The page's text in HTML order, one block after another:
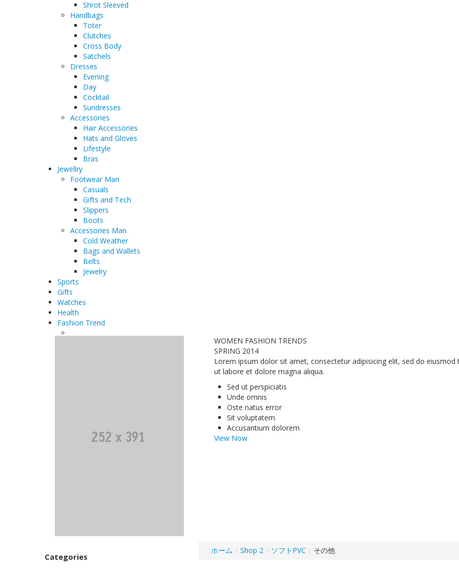
Shrot Sleeved
Handbags
Toter
Clutches
Cross Body
Satchels
Dresses
Evening
Day
Cocktail
Sundresses
Accessories
Hair Accessories
Hats and Gloves
Lifestyle
Bras
Jewellry
Footwear Man
Casuals
Gifts and Tech
Slippers
Boots
Accessories Man
Cold Weather
Bags and Wallets
Belts
Jewelry
Sports
Gifts
Watches
Health
Fashion Trend
WOMEN FASHION TRENDS
SPRING 2014
Lorem ipsum dolor sit amet, consectetur adipisicing elit, sed do eiusmod
ut labore et dolore magna aliqua.
Sed ut perspiciatis
Unde omnis
Oste natus error
Sit voluptatem
Accusantium dolorem
View Now
Categories
ホーム / Shop 2 / ソフトPVC / その他